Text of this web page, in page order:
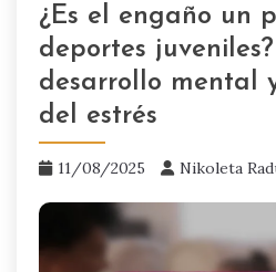
¿Es el engaño un
deportes
desarrollo mental
del estrés
11/08/2025 Nikoleta